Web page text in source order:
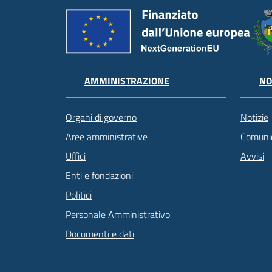
AMMINISTRAZIONE
Organi di governo
Aree amministrative
Uffici
Enti e fondazioni
Politici
Personale Amministrativo
Documenti e dati
Notizie
Avvisi